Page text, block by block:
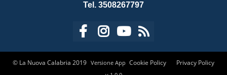
Tel. 3508267797
© La Nuova Calabria 2019 Cookie Policy Privacy Policy
Versione App